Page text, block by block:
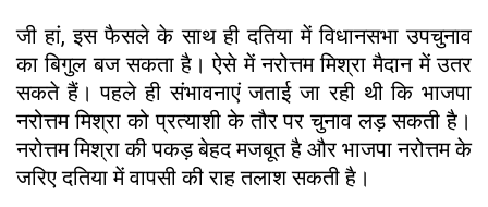
जी हां, इस फैसले के साथ ही दतिया में विधानसभा उपचुनाव
का बिगुल बज सकता है। ऐसे में नरोत्तम मिश्रा मैदान में उतर
सकते हैं। पहले ही संभावनाएं जताई जा रही थी कि भाजपा
नरोत्तम मिश्रा को प्रत्याशी के तौर पर चुनाव लड़ सकती है।
नरोत्तम मिश्रा की पकड़ बेहद मजबूत है और भाजपा नरोत्तम के
जरिए दतिया में वापसी की राह तलाश सकती है।